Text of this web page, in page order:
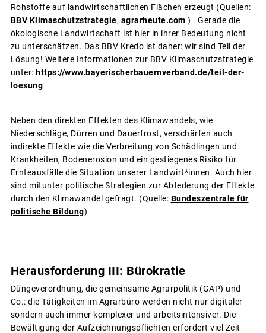
Rohstoffe auf landwirtschaftlichen Flächen erzeugt (Quellen:
BBV Klimaschutzstrategie, agrarheute.com ) . Gerade die
ökologische Landwirtschaft ist hier in ihrer Bedeutung nicht
zu unterschätzen. Das BBV Kredo ist daher: wir sind Teil der
Lösung! Weitere Informationen zur BBV Klimaschutzstrategie
unter: https://www.bayerischerbauernverband.de/teil-der-
loesung
Neben den direkten Effekten des Klimawandels, wie
Niederschläge, Dürren und Dauerfrost, verschärfen auch
indirekte Effekte wie die Verbreitung von Schädlingen und
Krankheiten, Bodenerosion und ein gestiegenes Risiko für
Ernteausfälle die Situation unserer Landwirt*innen. Auch hier
sind mitunter politische Strategien zur Abfederung der Effekte
durch den Klimawandel gefragt. (Quelle: Bundeszentrale für
politische Bildung)
Herausforderung III: Bürokratie
Düngeverordnung, die gemeinsame Agrarpolitik (GAP) und
Co.: die Tätigkeiten im Agrarbüro werden nicht nur digitaler
sondern auch immer komplexer und arbeitsintensiver. Die
Bewältigung der Aufzeichnungspflichten erfordert viel Zeit